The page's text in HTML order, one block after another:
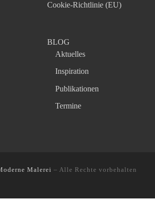
Cookie-Richtlinie (EU)
BLOG
Aktuelles
Inspiration
Publikationen
Termine
Malerei – Alle Rechte vorbehalten